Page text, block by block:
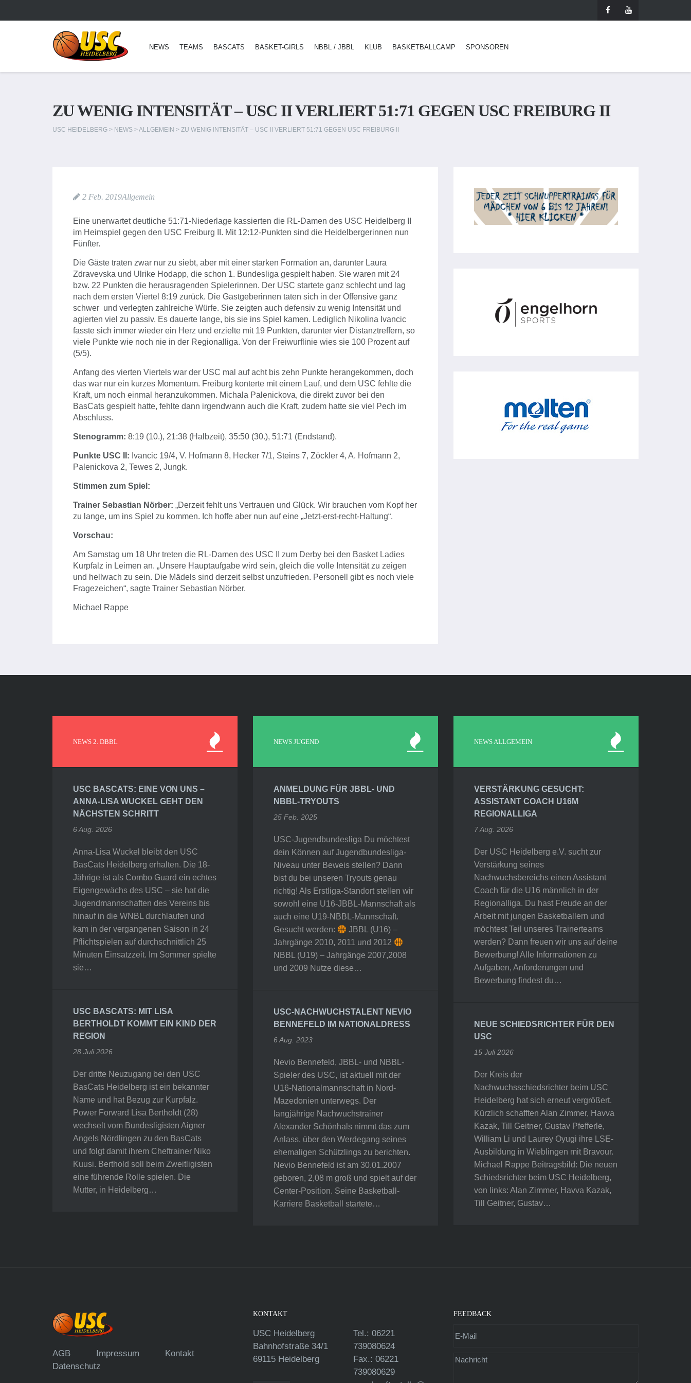
NEWS TEAMS BASCATS BASKET-GIRLS NBBL / JBBL KLUB BASKETBALLCAMP SPONSOREN
ZU WENIG INTENSITÄT – USC II VERLIERT 51:71 GEGEN USC FREIBURG II
USC HEIDELBERG > NEWS >ALLGEMEIN > ZU WENIG INTENSITÄT – USC II VERLIERT 51:71 GEGEN USC FREIBURG II
2 Feb. 2019Allgemein
Eine unerwartet deutliche 51:71-Niederlage kassierten die RL-Damen des USC Heidelberg II
im Heimspiel gegen den USC Freiburg II. Mit 12:12-Punkten sind die Heidelbergerinnen nun
Fünfter.
Die Gäste traten zwar nur zu siebt, aber mit einer starken Formation an, darunter Laura
Zdravevska und Ulrike Hodapp, die schon 1. Bundesliga gespielt haben. Sie waren mit 24
bzw. 22 Punkten die herausragenden Spielerinnen. Der USC startete ganz schlecht und lag
nach dem ersten Viertel 8:19 zurück. Die Gastgeberinnen taten sich in der Offensive ganz
schwer und verlegten zahlreiche Würfe. Sie zeigten auch defensiv zu wenig Intensität und
agierten viel zu passiv. Es dauerte lange, bis sie ins Spiel kamen. Lediglich Nikolina Ivancic
fasste sich immer wieder ein Herz und erzielte mit 19 Punkten, darunter vier Distanztreffern, so
viele Punkte wie noch nie in der Regionalliga. Von der Freiwurflinie wies sie 100 Prozent auf
(5/5).
Anfang des vierten Viertels war der USC mal auf acht bis zehn Punkte herangekommen, doch
das war nur ein kurzes Momentum. Freiburg konterte mit einem Lauf, und dem USC fehlte die
Kraft, um noch einmal heranzukommen. Michala Palenickova, die direkt zuvor bei den
BasCats gespielt hatte, fehlte dann irgendwann auch die Kraft, zudem hatte sie viel Pech im
Abschluss.
Stenogramm: 8:19 (10.), 21:38 (Halbzeit), 35:50 (30.), 51:71 (Endstand).
Punkte USC II: Ivancic 19/4, V. Hofmann 8, Hecker 7/1, Steins 7, Zöckler 4, A. Hofmann 2,
Palenickova 2, Tewes 2, Jungk.
Stimmen zum Spiel:
Trainer Sebastian Nörber: „Derzeit fehlt uns Vertrauen und Glück. Wir brauchen vom Kopf her
zu lange, um ins Spiel zu kommen. Ich hoffe aber nun auf eine „Jetzt-erst-recht-Haltung“.
Vorschau:
Am Samstag um 18 Uhr treten die RL-Damen des USC II zum Derby bei den Basket Ladies
Kurpfalz in Leimen an. „Unsere Hauptaufgabe wird sein, gleich die volle Intensität zu zeigen
und hellwach zu sein. Die Mädels sind derzeit selbst unzufrieden. Personell gibt es noch viele
Fragezeichen“, sagte Trainer Sebastian Nörber.
Michael Rappe
NEWS 2. DBBL
USC BASCATS: EINE VON UNS –
ANNA-LISA WUCKEL GEHT DEN
NÄCHSTEN SCHRITT
6 Aug. 2026
Anna-Lisa Wuckel bleibt den USC
BasCats Heidelberg erhalten. Die 18-
Jährige ist als Combo Guard ein echtes
Eigengewächs des USC – sie hat die
Jugendmannschaften des Vereins bis
hinauf in die WNBL durchlaufen und
kam in der vergangenen Saison in 24
Pflichtspielen auf durchschnittlich 25
Minuten Einsatzzeit. Im Sommer spielte
sie…
USC BASCATS: MIT LISA
BERTHOLDT KOMMT EIN KIND DER
REGION
28 Juli 2026
Der dritte Neuzugang bei den USC
BasCats Heidelberg ist ein bekannter
Name und hat Bezug zur Kurpfalz.
Power Forward Lisa Bertholdt (28)
wechselt vom Bundesligisten Aigner
Angels Nördlingen zu den BasCats
und folgt damit ihrem Cheftrainer Niko
Kuusi. Berthold soll beim Zweitligisten
eine führende Rolle spielen. Die
Mutter, in Heidelberg…
NEWS JUGEND
ANMELDUNG FÜR JBBL- UND
NBBL-TRYOUTS
25 Feb. 2025
USC-Jugendbundesliga Du möchtest
dein Können auf Jugendbundesliga-
Niveau unter Beweis stellen? Dann
bist du bei unseren Tryouts genau
richtig! Als Erstliga-Standort stellen wir
sowohl eine U16-JBBL-Mannschaft als
auch eine U19-NBBL-Mannschaft.
Gesucht werden:
JBBL (U16) –
Jahrgänge 2010, 2011 und 2012
NBBL (U19) – Jahrgänge 2007,2008
und 2009 Nutze diese…
USC-NACHWUCHSTALENT NEVIO
BENNEFELD IM NATIONALDRESS
6 Aug. 2023
Nevio Bennefeld, JBBL- und NBBL-
Spieler des USC, ist aktuell mit der
U16-Nationalmannschaft in Nord-
Mazedonien unterwegs. Der
langjährige Nachwuchstrainer
Alexander Schönhals nimmt das zum
Anlass, über den Werdegang seines
ehemaligen Schützlings zu berichten.
Nevio Bennefeld ist am 30.01.2007
geboren, 2,08 m groß und spielt auf der
Center-Position. Seine Basketball-
Karriere Basketball startete…
NEWS ALLGEMEIN
VERSTÄRKUNG GESUCHT:
ASSISTANT COACH U16M
REGIONALLIGA
7 Aug. 2026
Der USC Heidelberg e.V. sucht zur
Verstärkung seines
Nachwuchsbereichs einen Assistant
Coach für die U16 männlich in der
Regionalliga. Du hast Freude an der
Arbeit mit jungen Basketballern und
möchtest Teil unseres Trainerteams
werden? Dann freuen wir uns auf deine
Bewerbung! Alle Informationen zu
Aufgaben, Anforderungen und
Bewerbung findest du…
NEUE SCHIEDSRICHTER FÜR DEN
USC
15 Juli 2026
Der Kreis der
Nachwuchsschiedsrichter beim USC
Heidelberg hat sich erneut vergrößert.
Kürzlich schafften Alan Zimmer, Havva
Kazak, Till Geitner, Gustav Pfefferle,
William Li und Laurey Oyugi ihre LSE-
Ausbildung in Wieblingen mit Bravour.
Michael Rappe Beitragsbild: Die neuen
Schiedsrichter beim USC Heidelberg,
von links: Alan Zimmer, Havva Kazak,
Till Geitner, Gustav…
AGB Impressum
Kontakt
Datenschutz
KONTAKT
USC Heidelberg
Bahnhofstraße 34/1
69115 Heidelberg
Tel.: 06221
739080624
Fax.: 06221
739080629
FEEDBACK